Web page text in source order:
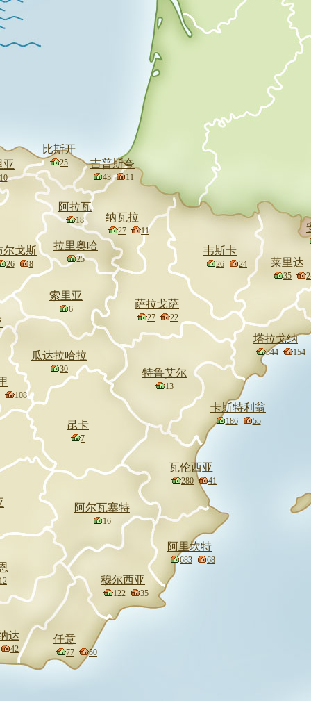
任意
77 50
卡斯特利翁
186 55
吉普斯夸
43 11
亚
塔拉戈纳
344 154
尔戈斯
26 8
拉里奥哈
25
昆卡
7
达
42
比斯开
25
特鲁艾尔
13
瓜达拉哈拉
30
瓦伦西亚
280 41
穆尔西亚
122 35
索里亚
6
纳瓦拉
27 11
莱里达
35
萨拉戈萨
27 22
阿尔瓦塞特
16
阿拉瓦
18
阿里坎特
683 68
韦斯卡
26 24
108